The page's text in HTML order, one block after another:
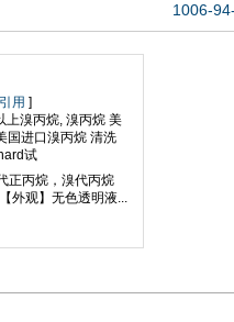
1006-
引用 ]
上溴丙烷, 溴丙烷 美
国进口溴丙烷 清洗
试
正丙烷，溴代丙烷
外观】无色透明液...